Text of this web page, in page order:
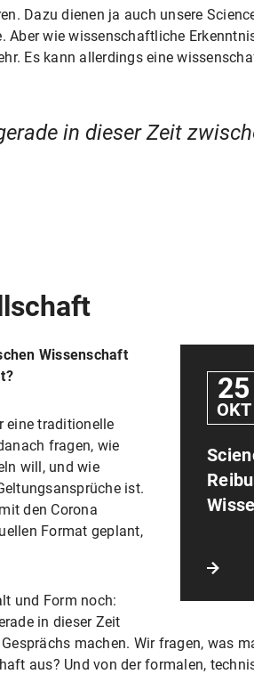
Dazu dienen ja auch unsere
Aber wie wissenschaftliche
Es kann allerdings eine
in dieser Zeit
25
OKT
Wissenschaft
eine traditionelle
fragen, wie
will, und wie
ist.
den Corona
Format geplant,
und Form noch:
in dieser Zeit
machen. Wir fragen, was
aus? Und von der formalen,